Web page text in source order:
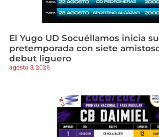
El Yugo UD Socuéllamos inicia su
pretemporada con siete
debut liguero
agosto 3, 2026